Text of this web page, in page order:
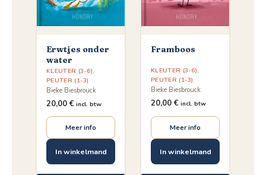
Erwtjes onder
water
KLEUTER (3-6),
PEUTER (1-3)
Bieke Biesbrouck
20,00 € incl. btw
Meer info
In winkelmand
Framboos
KLEUTER (3-6),
PEUTER (1-3)
Bieke Biesbrouck
20,00 € incl. btw
Meer info
In winkelmand